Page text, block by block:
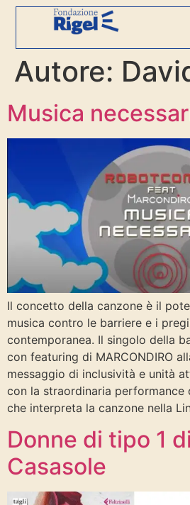
Autore:
Musica
Il concetto della canzone è il
musica contro le barriere e i
contemporanea. Il singolo della
con featuring di MARCONDIRO
messaggio di inclusività e unità
con la straordinaria performance
che interpreta la canzone nella
Donne di tipo 1
Casasole